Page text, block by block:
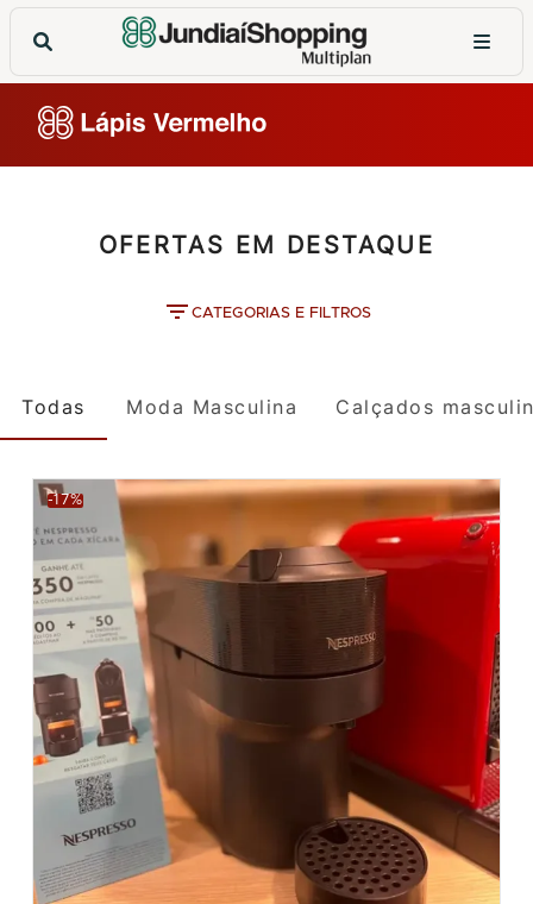
OFERTAS EM DESTAQUE
CATEGORIAS E FILTROS
Todas Moda Masculina Calçados
-17%